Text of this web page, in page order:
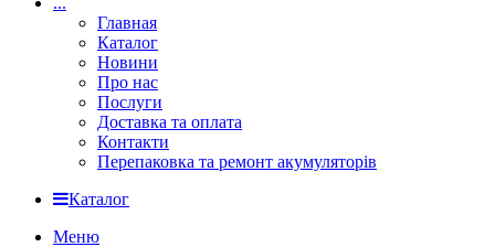
Главная
Каталог
Новини
Про нас
Послуги
Доставка та оплата
Контакти
Перепаковка та ремонт акумуляторів
Каталог
Меню